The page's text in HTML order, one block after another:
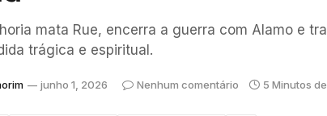
mata Rue, encerra a guerra com Alamo e
trágica e espiritual.
junho 1, 2026 Nenhum comentário 5 Minutos